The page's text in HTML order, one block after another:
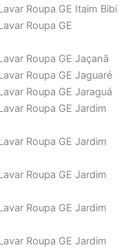
Roupa GE Itaim Bibi
Roupa GE
Roupa GE Jaçanã
Roupa GE Jaguaré
Roupa GE Jaraguá
Roupa GE Jardim
Roupa GE Jardim
Roupa GE Jardim
Roupa GE Jardim
Roupa GE Jardim